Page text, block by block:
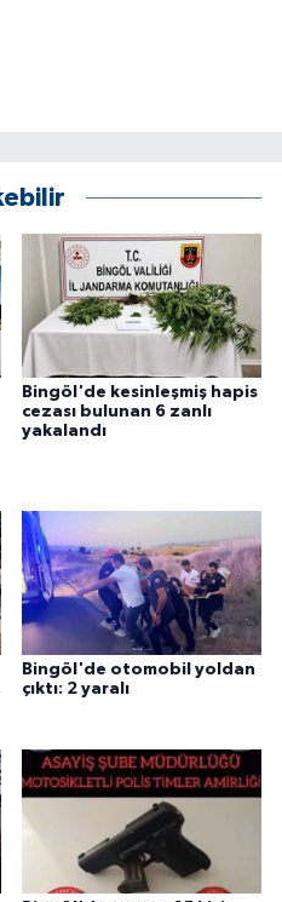
Bingöl'de kesinleşmiş hapis
cezası bulunan 6 zanlı
yakalandı
Bingöl'de otomobil yoldan
çıktı: 2 yaralı